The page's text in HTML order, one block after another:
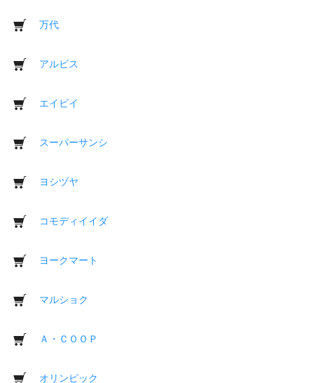
万代
アルビス
エイビイ
スーパーサンシ
ヨシヅヤ
コモディイイダ
ヨークマート
マルショク
Ａ・ＣＯＯＰ
オリンピック